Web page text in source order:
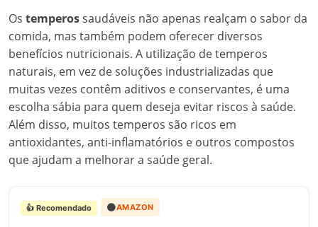
Os temperossaudáveis não apenas realçam o sabor da
comida, mas também podem oferecer diversos
benefícios nutricionais. A utilização de temperos
naturais, em vez de soluções industrializadas que
muitas vezes contêm aditivos e conservantes, é uma
escolha sábia para quem deseja evitar riscos à saúde.
Além disso, muitos temperos são ricos em
antioxidantes, anti-inflamatórios e outros compostos
que ajudam a melhorar a saúde geral.
👍 Recomendado 🟠AMAZON